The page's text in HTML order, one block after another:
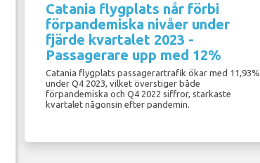
Catania flygplats når förbi
förpandemiska nivåer under
fjärde kvartalet 2023 -
Passagerare upp med 12%
Catania flygplats passagerartrafik ökar med 11,93%
under Q4 2023, vilket överstiger både
förpandemiska och Q4 2022 siffror, starkaste
kvartalet någonsin efter pandemin.